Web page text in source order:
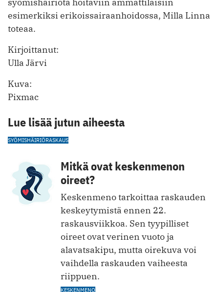
syömishäiriötä hoitaviin ammattilaisiin
esimerkiksi erikoissairaanhoidossa, Milla Linna
toteaa.
Kirjoittanut:
Ulla Järvi
Kuva:
Pixmac
Lue lisää jutun aiheesta
SYÖMISHÄIRIÖRASKAUS
Mitkä ovat keskenmenon
oireet?
Keskenmeno tarkoittaa raskauden
keskeytymistä ennen 22.
raskausviikkoa. Sen tyypilliset
oireet ovat verinen vuoto ja
alavatsakipu, mutta oirekuva voi
vaihdella raskauden vaiheesta
riippuen.
KESKENMENO